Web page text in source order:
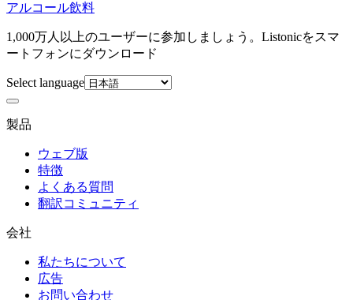
アルコール飲料
1,000万人以上のユーザーに参加しましょう。Listonicをスマ
ートフォンにダウンロード
Select language
製品
ウェブ版
特徴
よくある質問
翻訳コミュニティ
会社
私たちについて
広告
お問い合わせ